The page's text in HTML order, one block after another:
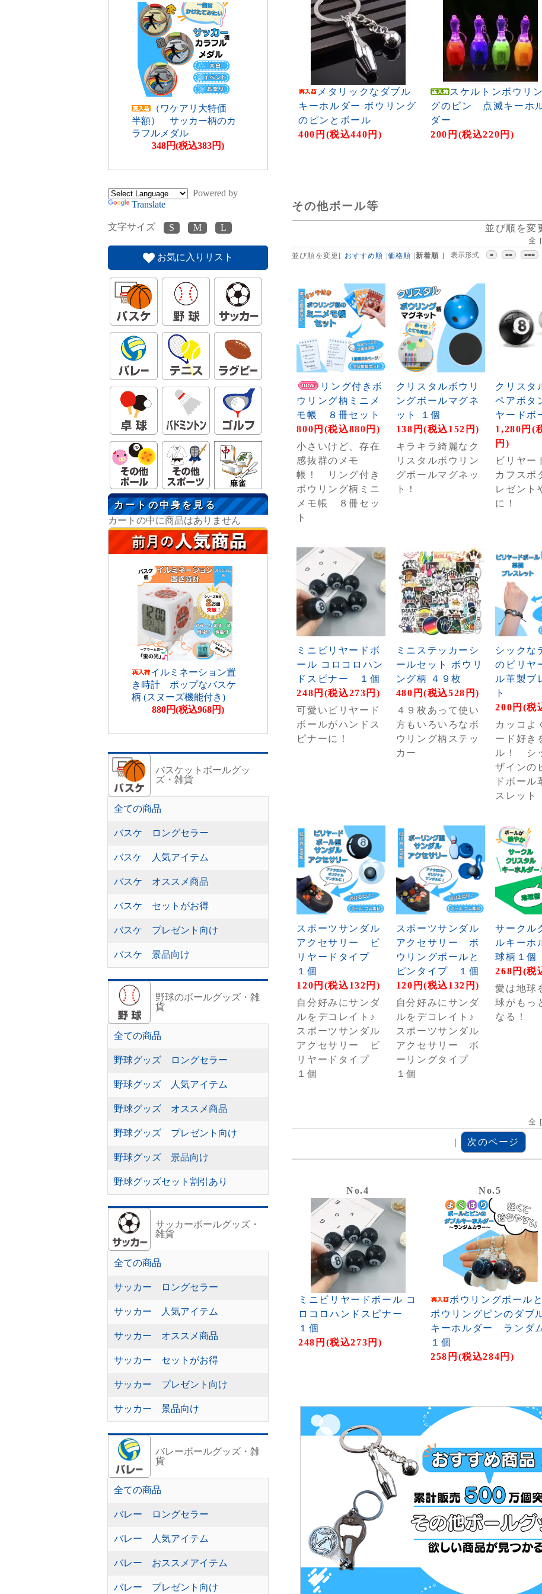
メタリックなダブル
キーホルダー ボウリング
のピンとボール
400円(税込440円)
スケルトンボウリン
グのピン 点滅キーホ
ダー
200円(税込220円)
その他ボール等
並び順を変
全
並び順を変更 [ おすすめ順 |価格順 |新着順 ] 表示形式: ■ ■■ ■■■
リング付きボ
ウリング柄ミニメ
モ帳 ８冊セット
800円(税込880円)
小さいけど、存在
感抜群のメモ
帳！ リング付き
ボウリング柄ミニ
メモ帳 ８冊セッ
ト
クリスタルボウリ
ングボールマグネ
ット １個
138円(税込152円)
キラキラ綺麗なク
リスタルボウリン
グボールマグネッ
ト！
クリスタ
ペアボ
ヤードボ
1,280円(
円)
ビリヤー
カフスボ
レゼント
に！
ミニビリヤードボ
ール コロコロハン
ドスピナー １個
248円(税込273円)
可愛いビリヤード
ボールがハンドス
ピナーに！
ミニステッカーシ
ールセット ボウリ
ング柄 ４９枚
480円(税込528円)
４９枚あって使い
方もいろいろなボ
ウリング柄ステッ
カー
シックな
のビリヤ
ル革製ブ
ト
200円(税
カッコよ
ード好き
ル！ シ
ザインの
ドボール
スレット
スポーツサンダル
アクセサリー ビ
リヤードタイプ
１個
120円(税込132円)
自分好みにサンダ
ルをデコレイト♪
スポーツサンダル
アクセサリー ビ
リヤードタイプ
１個
スポーツサンダル
アクセサリー ボ
ウリングボールと
ピンタイプ １個
120円(税込132円)
自分好みにサンダ
ルをデコレイト♪
スポーツサンダル
アクセサリー ボ
ーリングタイプ
１個
サークル
ルキーホ
球柄１個
268円(税
愛は地球
球がもっ
なる！
全
| 次のページ
No.4
ミニビリヤードボール コ
ロコロハンドスピナー
１個
248円(税込273円)
No.5
ボウリングボールと
ボウリングピンのダブ
キーホルダー ランダ
１個
258円(税込284円)
（ワケアリ大特価
半額） サッカー柄のカ
ラフルメダル
348円(税込383円)
Powered by
Translate
文字サイズ
お気に入りリスト
カートの中身を見る
カートの中に商品はありません
イルミネーション置
き時計 ポップなバスケ
柄 (スヌーズ機能付き)
880円(税込968円)
バスケットボールグッ
ズ・雑貨
全ての商品
バスケ ロングセラー
バスケ 人気アイテム
バスケ オススメ商品
バスケ セットがお得
バスケ プレゼント向け
バスケ 景品向け
野球のボールグッズ・雑
貨
全ての商品
野球グッズ ロングセラー
野球グッズ 人気アイテム
野球グッズ オススメ商品
野球グッズ プレゼント向け
野球グッズ 景品向け
野球グッズセット割引あり
サッカーボールグッズ・
雑貨
全ての商品
サッカー ロングセラー
サッカー 人気アイテム
サッカー オススメ商品
サッカー セットがお得
サッカー プレゼント向け
サッカー 景品向け
バレーボールグッズ・雑
貨
全ての商品
バレー ロングセラー
バレー 人気アイテム
バレー おススメアイテム
バレー プレゼント向け